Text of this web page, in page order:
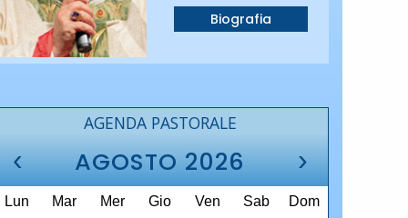
Biografia
AGENDA PASTORALE
‹ AGOSTO 2026 ›
Lun Mar Mer Gio Ven Sab Dom